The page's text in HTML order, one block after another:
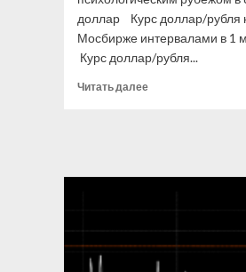
доллар Курс доллар/рубля
Мосбирже интервалами в 1
Курс доллар/рубля...
Читать далееПрочитать